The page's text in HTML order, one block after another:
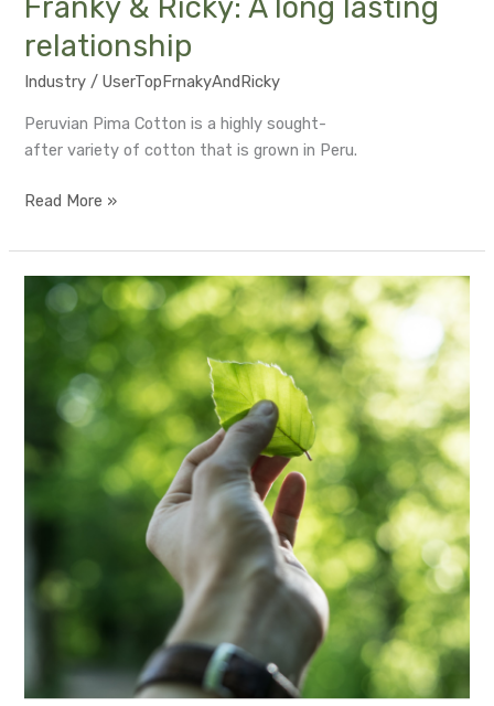
relationship
Industry /UserTopFrnakyAndRicky
Peruvian Pima Cotton is a highly sought-
after variety of cotton that is grown in Peru.
Read More »
Algodón
Pima:
colecciones
destacadas